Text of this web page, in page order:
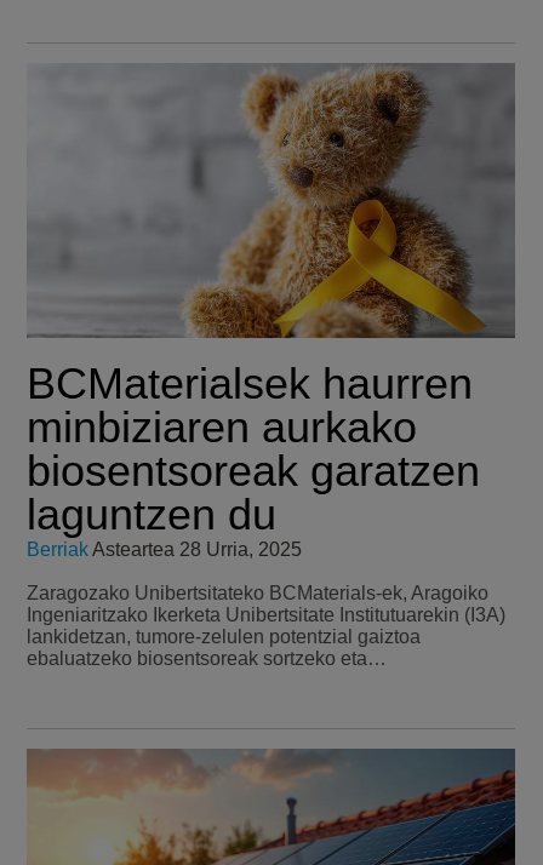
BCMaterialsek haurren
minbiziaren aurkako
biosentsoreak garatzen
laguntzen du
BerriakAsteartea 28 Urria, 2025
Zaragozako Unibertsitateko BCMaterials-ek, Aragoiko
Ingeniaritzako Ikerketa Unibertsitate Institutuarekin (I3A)
lankidetzan, tumore-zelulen potentzial gaiztoa
ebaluatzeko biosentsoreak sortzeko eta…